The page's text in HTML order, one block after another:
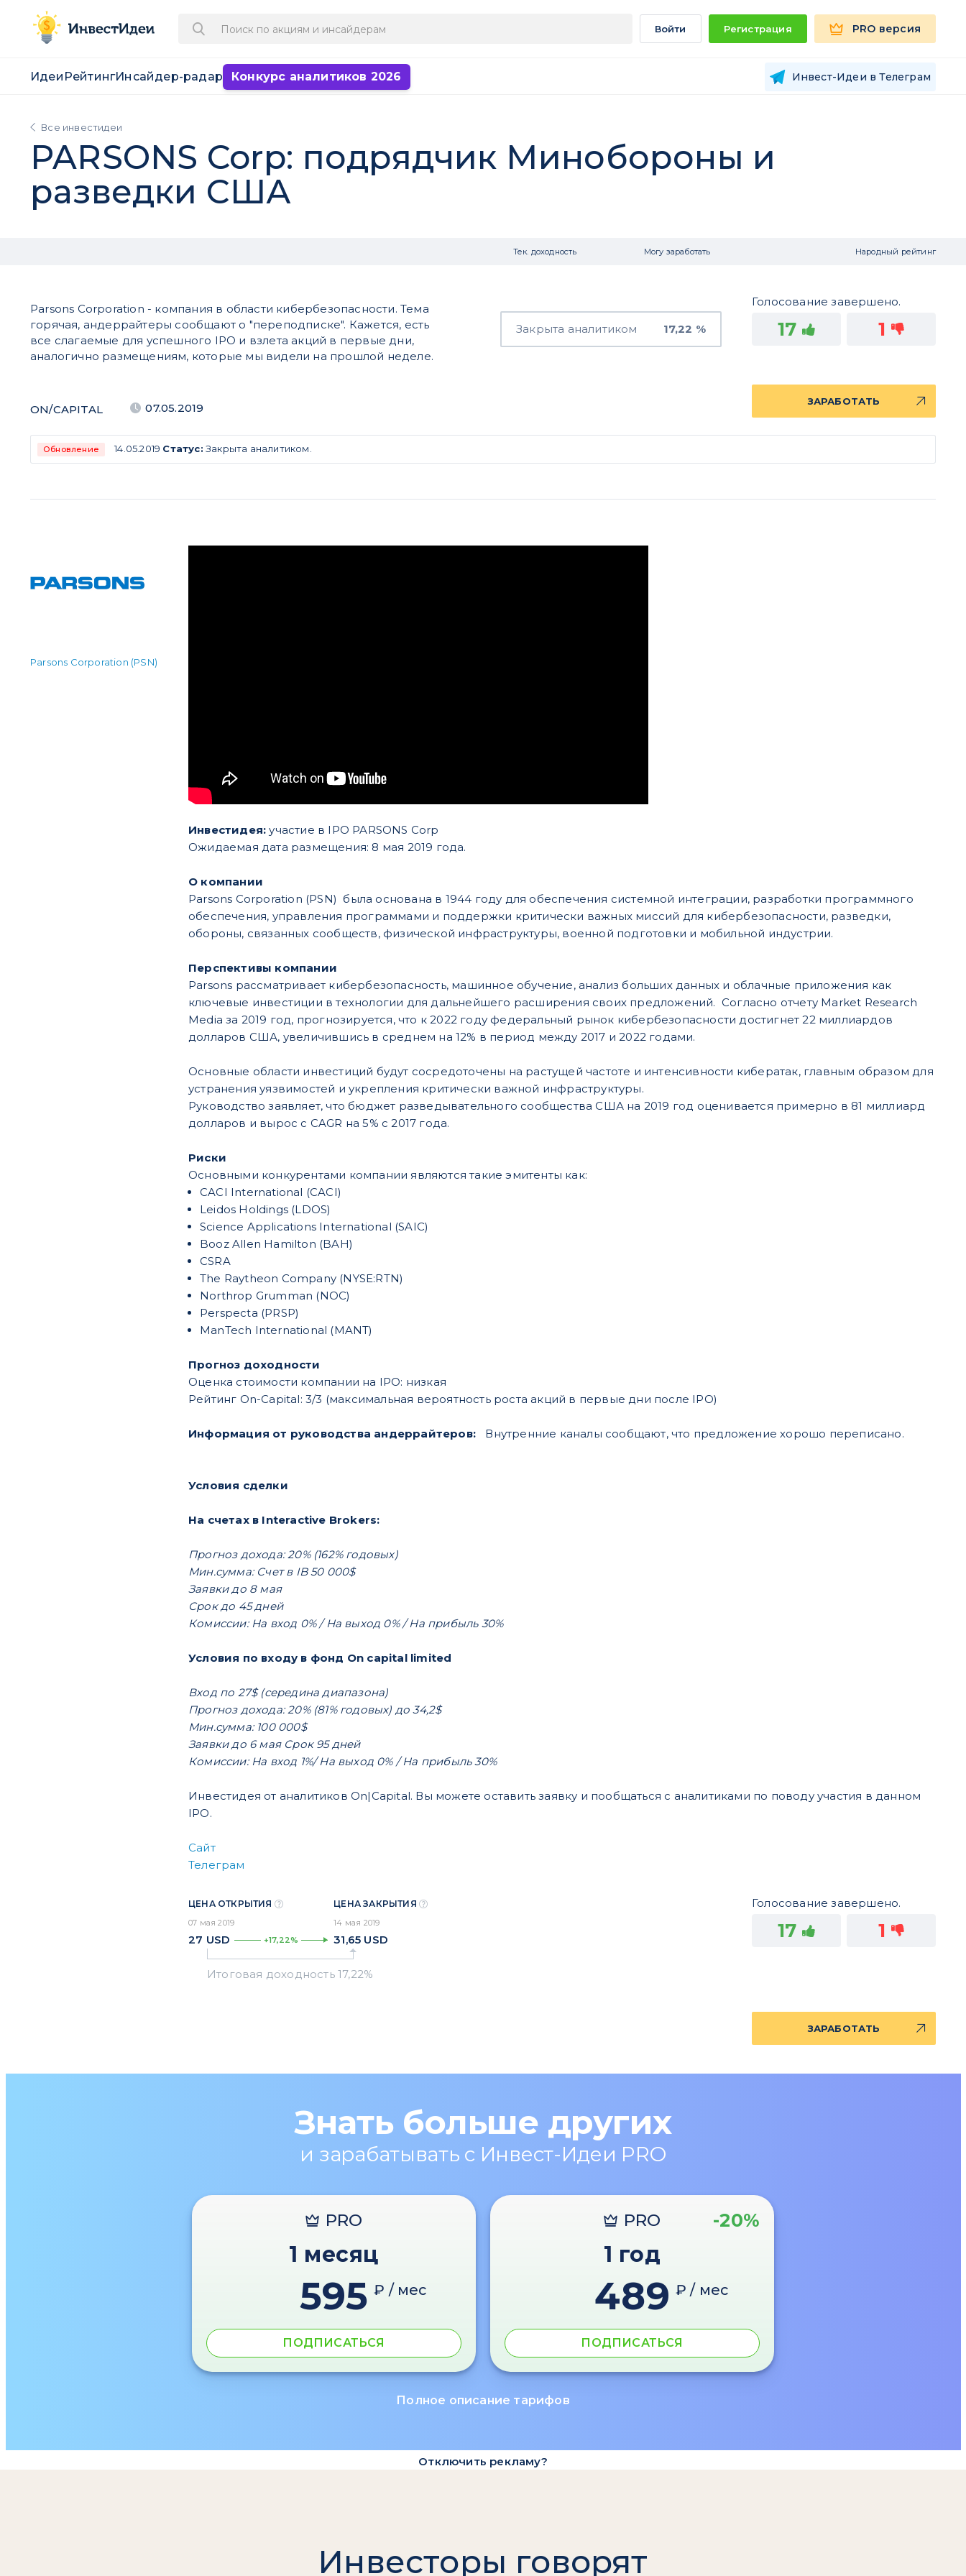
Войти Регистрация PRO версия
Идеи РейтингИнсайдер-радар Конкурс аналитиков 2026 Инвест-Идеи в Телеграм
Все инвестидеи
PARSONS Corp: подрядчик Минобороны и
разведки США
Тек. доходность Могу заработать Народный рейтинг
Parsons Corporation - компания в области кибербезопасности. Тема
горячая, андеррайтеры сообщают о "переподписке". Кажется, есть
все слагаемые для успешного IPO и взлета акций в первые дни,
аналогично размещениям, которые мы видели на прошлой неделе.
Закрыта аналитиком 17,22 %
Голосование завершено.
17 1
ON/CAPITAL 07.05.2019 ЗАРАБОТАТЬ
Обновление 14.05.2019 Статус: Закрыта аналитиком.
Parsons Corporation (PSN)
Инвестидея: участие в IPO PARSONS Corp
Ожидаемая дата размещения: 8 мая 2019 года.
О компании
Parsons Corporation (PSN) была основана в 1944 году для обеспечения системной интеграции, разработки программного
обеспечения, управления программами и поддержки критически важных миссий для кибербезопасности, разведки,
обороны, связанных сообществ, физической инфраструктуры, военной подготовки и мобильной индустрии.
Перспективы компании
Parsons рассматривает кибербезопасность, машинное обучение, анализ больших данных и облачные приложения как
ключевые инвестиции в технологии для дальнейшего расширения своих предложений. Согласно отчету Market Research
Media за 2019 год, прогнозируется, что к 2022 году федеральный рынок кибербезопасности достигнет 22 миллиардов
долларов США, увеличившись в среднем на 12% в период между 2017 и 2022 годами.
Основные области инвестиций будут сосредоточены на растущей частоте и интенсивности кибератак, главным образом для
устранения уязвимостей и укрепления критически важной инфраструктуры.
Руководство заявляет, что бюджет разведывательного сообщества США на 2019 год оценивается примерно в 81 миллиард
долларов и вырос с CAGR на 5% с 2017 года.
Риски
Основными конкурентами компании являются такие эмитенты как:
CACI International (CACI)
Leidos Holdings (LDOS)
Science Applications International (SAIC)
Booz Allen Hamilton (BAH)
CSRA
The Raytheon Company (NYSE:RTN)
Northrop Grumman (NOC)
Perspecta (PRSP)
ManTech International (MANT)
Прогноз доходности
Оценка стоимости компании на IPO: низкая
Рейтинг On-Сapital: 3/3 (максимальная вероятность роста акций в первые дни после IPO)
Информация от руководства андеррайтеров: Внутренние каналы сообщают, что предложение хорошо переписано.
Условия сделки
На счетах в Interactive Brokers:
Прогноз дохода: 20% (162% годовых)
Мин.сумма: Счет в IB 50 000$
Заявки до 8 мая
Срок до 45 дней
Комиссии: На вход 0% / На выход 0% / На прибыль 30%
Условия по входу в фонд On capital limited
Вход по 27$ (середина диапазона)
Прогноз дохода: 20% (81% годовых) до 34,2$
Мин.сумма: 100 000$
Заявки до 6 мая Срок 95 дней
Комиссии: На вход 1%/ На выход 0% / На прибыль 30%
Инвестидея от аналитиков On|Сapital. Вы можете оставить заявку и пообщаться с аналитиками по поводу участия в данном
IPO.
Сайт
Телеграм
ЦЕНА ОТКРЫТИЯ
07 мая 2019
27 USD +17,22%
ЦЕНА ЗАКРЫТИЯ
14 мая 2019
31,65 USD
Голосование завершено.
17 1
ЗАРАБОТАТЬ
Знать больше других
и зарабатывать с Инвест-Идеи PRO
PRO
1 месяц
595 ₽ / мес
ПОДПИСАТЬСЯ
PRO -20%
1 год
489 ₽ / мес
ПОДПИСАТЬСЯ
Полное описание тарифов
Отключить рекламу?
Инвесторы говорят